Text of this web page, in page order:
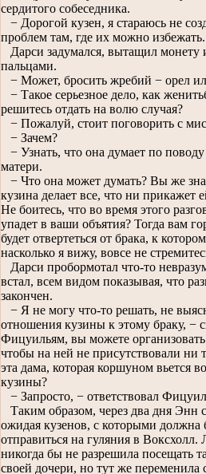
сердитого собеседника.
− Дорогой кузен, я стараюсь не
проблем там, где их можно избежать.
Дарси задумался, вытащил монету
пальцами.
− Может, бросить жребий − орел
− Такое серьезное дело, как
решитесь отдать на волю случая?
− Пожалуй, стоит поговорить с
− Зачем?
− Узнать, что она думает по
матери.
− Что она может думать? Вы же
кузина делает все, что ни прикажет
Не боитесь, что во время этого
упадет в ваши объятия? Тогда вам
будет отвертеться от брака, к
насколько я вижу, вовсе не
Дарси пробормотал что-то
встал, всем видом показывая, что
закончен.
− Я не могу что-то решать, не
отношения кузины к этому браку, −
Фицуильям, вы можете
чтобы на ней не присутствовали ни
эта дама, которая коршуном вьется
кузины?
− Запросто, − ответствовал
Таким образом, через два дня Энн
ожидая кузенов, с которыми должна
отправиться на гуляния в
никогда бы не разрешила посещать
своей дочери, но тут же переменила